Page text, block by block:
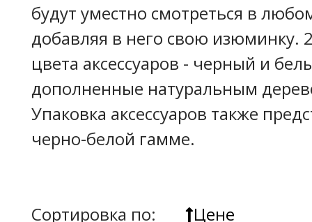
будут уместно смотреться в
добавляя в него свою изюминку.
цвета аксессуаров - черный и
дополненные натуральным
Упаковка аксессуаров также
черно-белой гамме.
Сортировка по: Цене